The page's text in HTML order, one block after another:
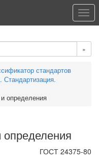
»
стандартов
определения
ГОСТ 24375-80